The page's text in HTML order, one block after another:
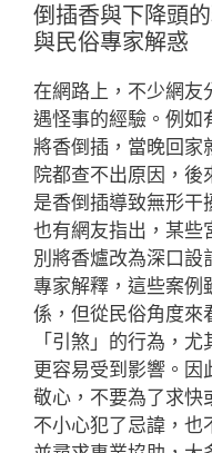
倒插香與下降頭
與民俗專家解惑
在網路上，不少網友
遇怪事的經驗。例如
將香倒插，當晚回家
院都查不出原因，後
是香倒插導致無形干
也有網友指出，某些
別將香爐改為深口設
專家解釋，這些案例
係，但從民俗角度來
「引煞」的行為，
更容易受到影響。因
敬心，不要為了求快
不小心犯了忌諱，也